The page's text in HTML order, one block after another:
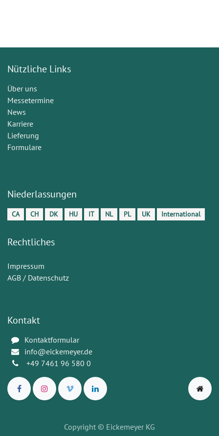
Nützliche Links
Über uns
Messetermine
News
Karriere
Lieferung
Formulare
Niederlassungen
CA CH DK HU IT NL PL UK International
Rechtliches
Impressum
AGB / Datenschutz
Kontakt
Kontaktformular
info@eickemeyer.de
+49 7461 96 580 0
Copyright © Eickemeyer KG